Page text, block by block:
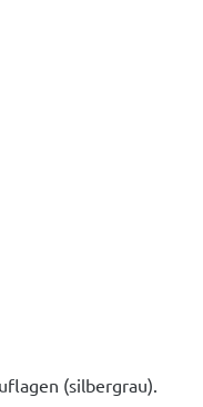
(silbergrau).